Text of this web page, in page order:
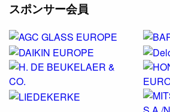
スポンサー会員